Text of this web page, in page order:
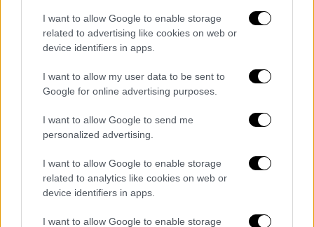
I want to allow Google to enable storage
related to advertising like cookies on web or
device identifiers in apps.
I want to allow my user data to be sent to
Google for online advertising purposes.
I want to allow Google to send me
personalized advertising.
I want to allow Google to enable storage
related to analytics like cookies on web or
device identifiers in apps.
I want to allow Google to enable storage
Πρωταγωνιστούν: Τζακ Χιούστον, Τόμπι
Κέμπελ, Ροντρίγκο Σαντόρο, Μόργκαν
video